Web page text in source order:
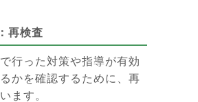
再検査
行った対策や指導が有効
かを確認するために、再
ます。